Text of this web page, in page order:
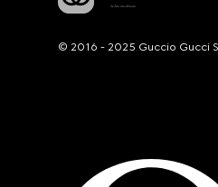
© 2016 - 2025 Guccio Gucci